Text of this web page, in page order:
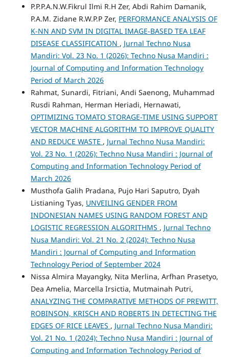
P.P.P.A.N.W.Fikrul Ilmi R.H Zer, Abdi Rahim Damanik,
P.A.M. Zidane R.W.P.P Zer, PERFORMANCE ANALYSIS OF
K-NN AND SVM IN DIGITAL IMAGE-BASED TEA LEAF
DISEASE CLASSIFICATION , Jurnal Techno Nusa
Mandiri: Vol. 23 No. 1 (2026): Techno Nusa Mandiri :
Journal of Computing and Information Technology
Period of March 2026
Rahmat, Sunardi, Fitriani, Andi Saenong, Muhammad
Rusdi Rahman, Herman Heriadi, Hernawati,
OPTIMIZING TOMATO STORAGE-TIME USING SUPPORT
VECTOR MACHINE ALGORITHM TO IMPROVE QUALITY
AND REDUCE WASTE , Jurnal Techno Nusa Mandiri:
Vol. 23 No. 1 (2026): Techno Nusa Mandiri : Journal of
Computing and Information Technology Period of
March 2026
Musthofa Galih Pradana, Pujo Hari Saputro, Dyah
Listianing Tyas, UNVEILING GENDER FROM
INDONESIAN NAMES USING RANDOM FOREST AND
LOGISTIC REGRESSION ALGORITHMS , Jurnal Techno
Nusa Mandiri: Vol. 21 No. 2 (2024): Techno Nusa
Mandiri : Journal of Computing and Information
Technology Period of September 2024
Nissa Almira Mayangky, Nita Merlina, Arfhan Prasetyo,
Dea Amelia, Marcella Irsictia, Mutmainah Putri,
ANALYZING THE COMPARATIVE METHODS OF PREWITT,
ROBINSON, KRISCH AND ROBERTS IN DETECTING THE
EDGES OF RICE LEAVES , Jurnal Techno Nusa Mandiri:
Vol. 21 No. 1 (2024): Techno Nusa Mandiri : Journal of
Computing and Information Technology Period of